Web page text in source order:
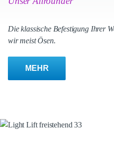
Die klassische Befestigung Ihrer
wir meist Ösen.
MEHR